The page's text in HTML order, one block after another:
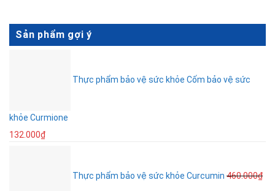
Sản phẩm gợi ý
Thực phẩm bảo vệ sức khỏe Cốm bảo vệ sức
khỏe Curmione
132.000₫
Thực phẩm bảo vệ sức khỏe Curcumin 460.000₫